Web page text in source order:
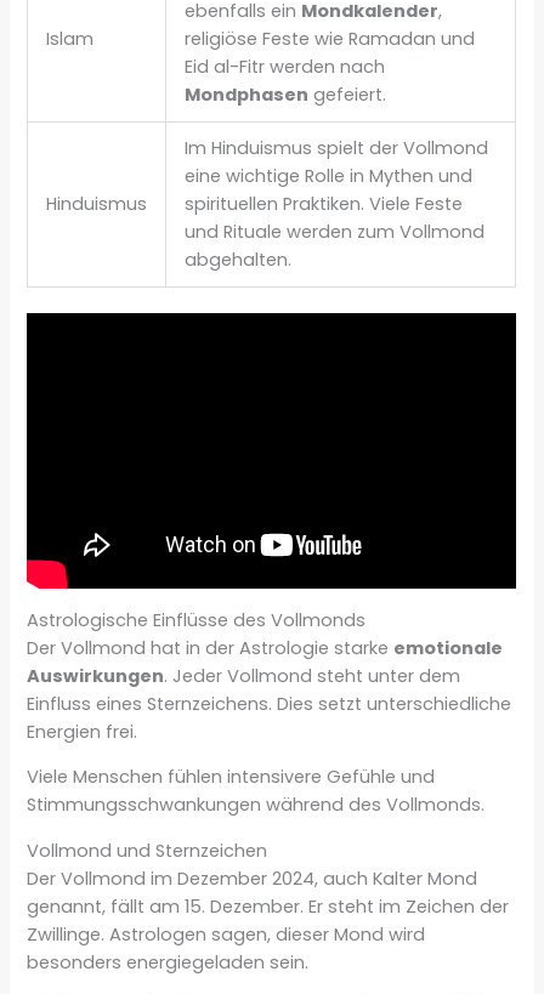
Islam
ebenfalls ein Mondkalender,
religiöse Feste wie Ramadan und
Eid al-Fitr werden nach
Mondphasen gefeiert.
Hinduismus
Im Hinduismus spielt der Vollmond
eine wichtige Rolle in Mythen und
spirituellen Praktiken. Viele Feste
und Rituale werden zum Vollmond
abgehalten.
Astrologische Einflüsse des Vollmonds
Der Vollmond hat in der Astrologie starke emotionale
Auswirkungen. Jeder Vollmond steht unter dem
Einfluss eines Sternzeichens. Dies setzt unterschiedliche
Energien frei.
Viele Menschen fühlen intensivere Gefühle und
Stimmungsschwankungen während des Vollmonds.
Vollmond und Sternzeichen
Der Vollmond im Dezember 2024, auch Kalter Mond
genannt, fällt am 15. Dezember. Er steht im Zeichen der
Zwillinge. Astrologen sagen, dieser Mond wird
besonders energiegeladen sein.